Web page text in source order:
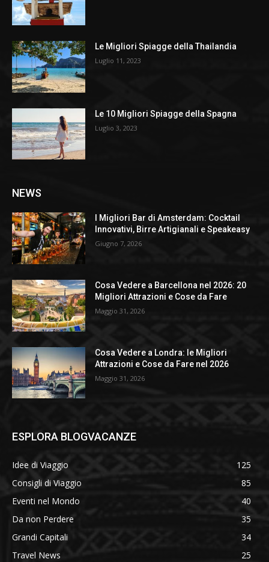
Le Migliori Spiagge della Thailandia
Luglio 11, 2023
Le 10 Migliori Spiagge della Spagna
Luglio 3, 2023
NEWS
I Migliori Bar di Amsterdam: Cocktail
Innovativi, Birre Artigianali e Speakeasy
Giugno 7, 2026
Cosa Vedere a Barcellona nel 2026: 20
Migliori Attrazioni e Cose da Fare
Maggio 31, 2026
Cosa Vedere a Londra: le Migliori
Attrazioni e Cose da Fare nel 2026
Maggio 31, 2026
ESPLORA BLOGVACANZE
Idee di Viaggio
125
Consigli di Viaggio
85
Eventi nel Mondo
40
Da non Perdere
35
Grandi Capitali
34
Travel News
25